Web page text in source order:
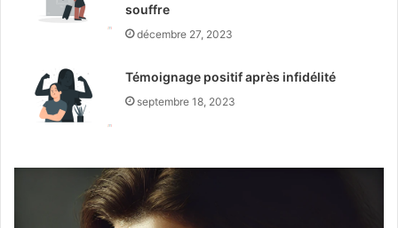
souffre
décembre 27, 2023
Témoignage positif après infidélité
septembre 18, 2023